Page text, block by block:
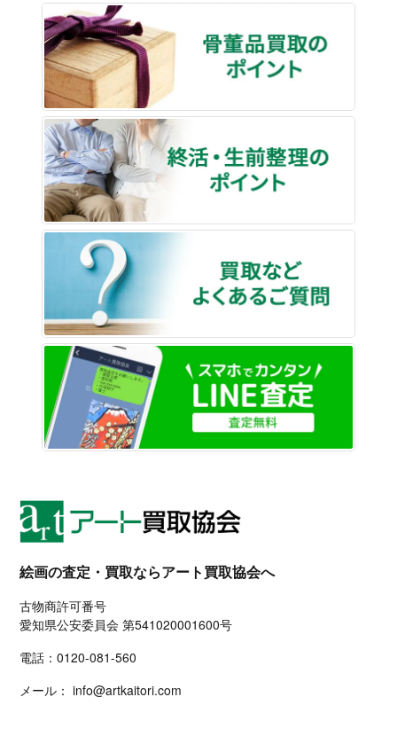
絵画の査定・買取ならアート買取協会へ
古物商許可番号
愛知県公安委員会 第541020001600号
電話：0120-081-560
メール： info@artkaitori.com